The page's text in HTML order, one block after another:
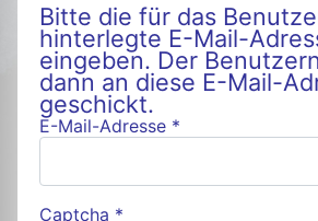
Bitte die für das
hinterlegte E-Mail-
eingeben. Der
dann an diese E-Mail-
geschickt.
E-Mail-Adresse *
Captcha *